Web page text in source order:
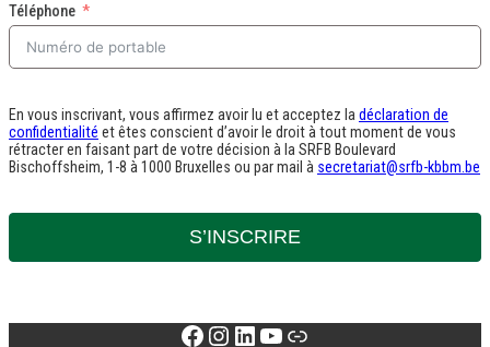
Téléphone
En vous inscrivant, vous affirmez avoir lu et acceptez la déclaration de
confidentialité et êtes conscient d’avoir le droit à tout moment de vous
rétracter en faisant part de votre décision à la SRFB Boulevard
Bischoffsheim, 1-8 à 1000 Bruxelles ou par mail à secretariat@srfb-kbbm.be
S’INSCRIRE
Facebook
Instagram
LinkedIn
YouTube
Lien